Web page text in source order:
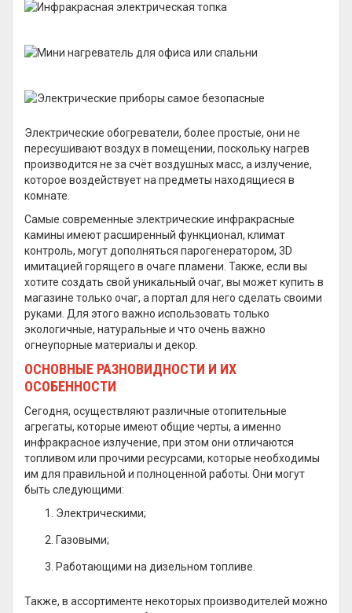
Электрические обогреватели, более простые, они не
пересушивают воздух в помещении, поскольку нагрев
производится не за счёт воздушных масс, а излучение,
которое воздействует на предметы находящиеся в
комнате.
Самые современные электрические инфракрасные
камины имеют расширенный функционал, климат
контроль, могут дополняться парогенератором, 3D
имитацией горящего в очаге пламени. Также, если вы
хотите создать свой уникальный очаг, вы может купить в
магазине только очаг, а портал для него сделать своими
руками. Для этого важно использовать только
экологичные, натуральные и что очень важно
огнеупорные материалы и декор.
ОСНОВНЫЕ РАЗНОВИДНОСТИ И ИХ
ОСОБЕННОСТИ
Сегодня, осуществляют различные отопительные
агрегаты, которые имеют общие черты, а именно
инфракрасное излучение, при этом они отличаются
топливом или прочими ресурсами, которые необходимы
им для правильной и полноценной работы. Они могут
быть следующими:
Электрическими;
Газовыми;
Работающими на дизельном топливе.
Также, в ассортименте некоторых производителей можно